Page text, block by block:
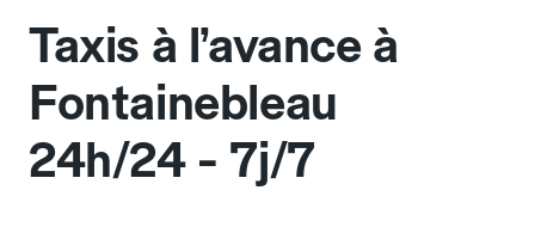
Taxis à l’avance à
Fontainebleau
24h/24 - 7j/7